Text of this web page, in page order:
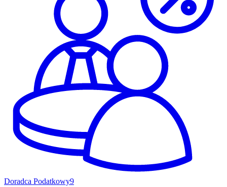
Doradca Podatkowy9